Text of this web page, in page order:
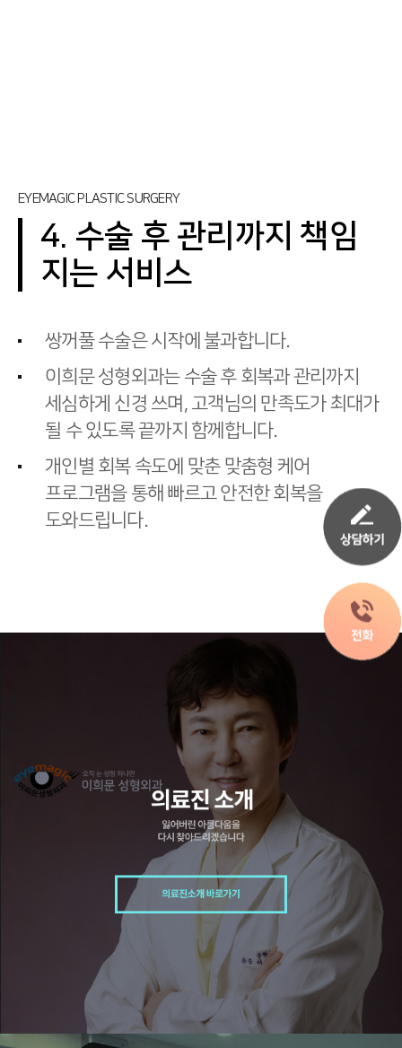
EYEMAGIC PLASTIC SURGERY
4. 수술 후 관리까지 책임
지는 서비스
쌍꺼풀 수술은 시작에 불과합니다.
이희문 성형외과는 수술 후 회복과 관리까지
세심하게 신경 쓰며, 고객님의 만족도가 최대가
될 수 있도록 끝까지 함께합니다.
개인별 회복 속도에 맞춘 맞춤형 케어
프로그램을 통해 빠르고 안전한 회복을
도와드립니다.